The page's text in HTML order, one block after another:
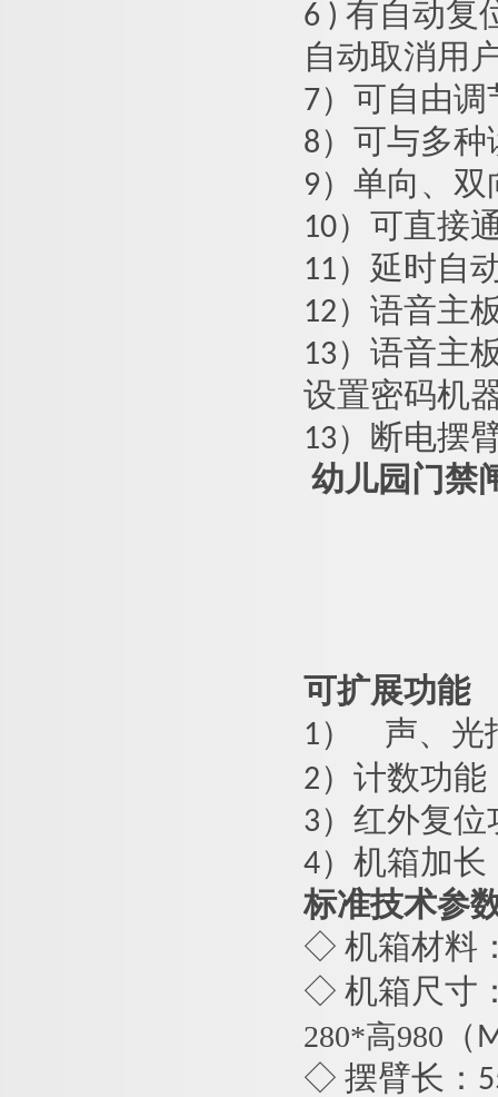
6 ) 有自动复
自动取消用
7）可自由
8）可与多
9）单向、
10）可直接
11）延时自
12）语音主
13）语音主
设置密码机
13）断电摆
幼儿园门禁
可扩展功能
1）
声、光
2）计数功能
3）红外复位
4）机箱加长
标准技术参
◇ 机箱材料
◇ 机箱尺寸：
280*高980 （
◇ 摆臂长：